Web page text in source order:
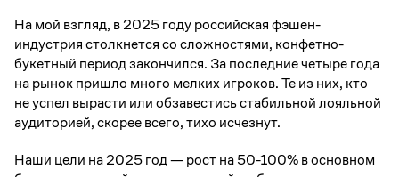
На мой взгляд, в 2025 году российская фэшен-
индустрия столкнется со сложностями, конфетно-
букетный период закончился. За последние четыре года
на рынок пришло много мелких игроков. Те из них, кто
не успел вырасти или обзавестись стабильной лояльной
аудиторией, скорее всего, тихо исчезнут.
Наши цели на 2025 год — рост на 50-100% в основном